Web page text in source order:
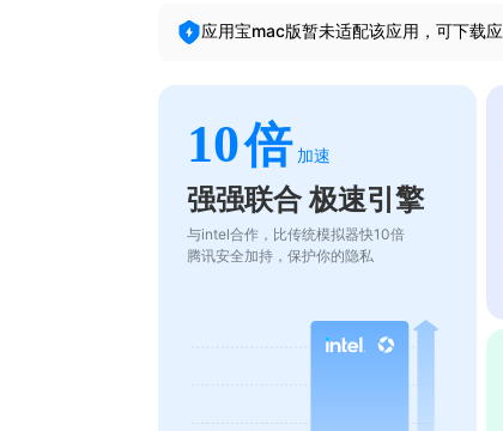
应用宝mac版暂未适配该应用，可下载
10倍 加速
强强联合 极速引擎
与intel合作，比传统模拟器快10倍
腾讯安全加持，保护你的隐私